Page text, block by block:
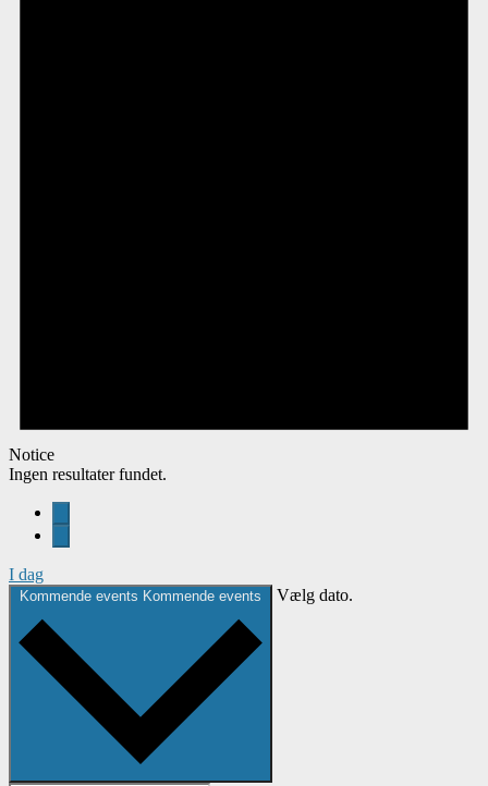
Notice
Ingen resultater fundet.
I dag
Kommende events Kommende events Vælg dato.